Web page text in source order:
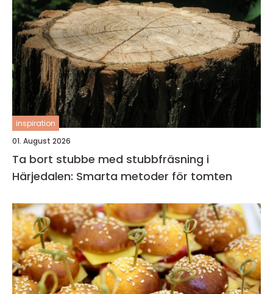
inspiration
01. August 2026
Ta bort stubbe med stubbfräsning i
Härjedalen: Smarta metoder för tomten